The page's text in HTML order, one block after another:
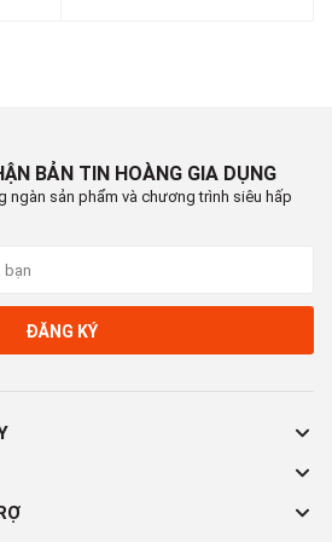
BẢN TIN HOÀNG GIA DỤNG
ngàn sản phẩm và chương trình siêu hấp
ĐĂNG KÝ